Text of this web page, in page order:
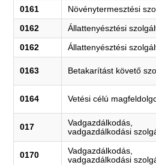
0161 Növénytermesztési
0162 Állattenyésztési
0162 Állattenyésztési
0163 Betakarítást követő
0164 Vetési célú
017
Vadgazdálkodás,
vadgazdálkodási
0170
Vadgazdálkodás,
vadgazdálkodási